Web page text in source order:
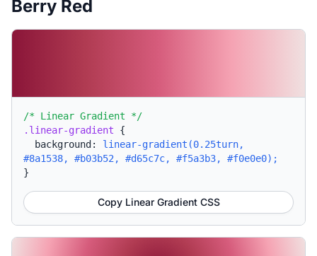
Berry Red
/* Linear Gradient */
.linear-gradient {
background: linear-gradient(0.25turn,
#8a1538, #b03b52, #d65c7c, #f5a3b3, #f0e0e0);
}
Copy Linear Gradient CSS